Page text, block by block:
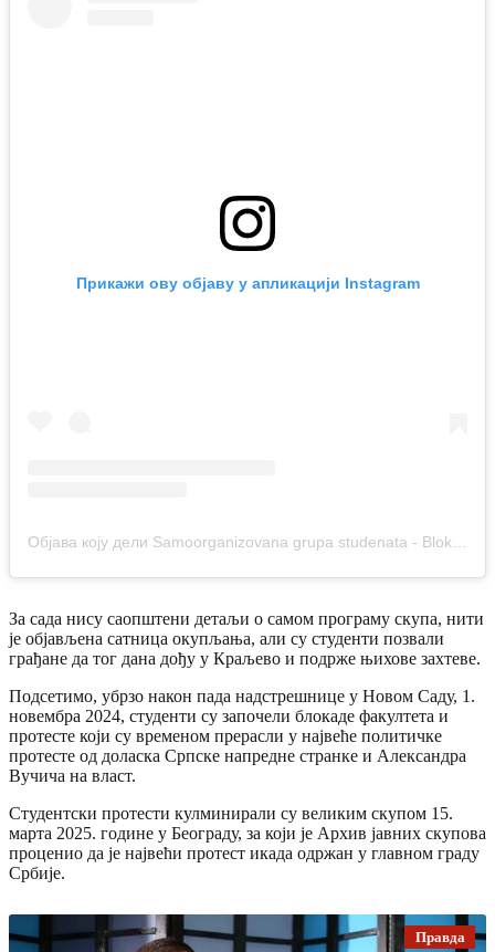
Прикажи ову објаву у апликацији Instagram
Објава коју дели Samoorganizovana grupa studenata - Blokada (@studenti_u_blokadi)
За сада нису саопштени детаљи о самом програму скупа, нити
је објављена сатница окупљања, али су студенти позвали
грађане да тог дана дођу у Краљево и подрже њихове захтеве.
Подсетимо, убрзо након пада надстрешнице у Новом Саду, 1.
новембра 2024, студенти су започели блокаде факултета и
протесте који су временом прерасли у највеће политичке
протесте од доласка Српске напредне странке и Александра
Вучича на власт.
Студентски протести кулминирали су великим скупом 15.
марта 2025. године у Београду, за који је Архив јавних скупова
проценио да је највећи протест икада одржан у главном граду
Србије.
Правда